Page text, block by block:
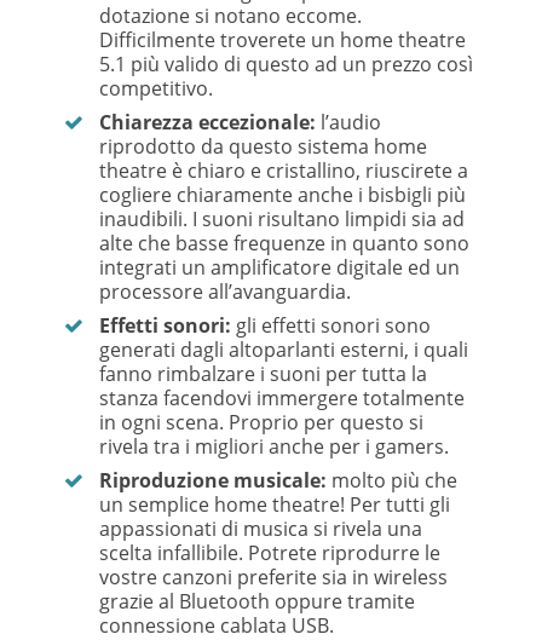
dotazione si notano eccome.
Difficilmente troverete un home theatre
5.1 più valido di questo ad un prezzo così
competitivo.
Chiarezza eccezionale: l’audio
riprodotto da questo sistema home
theatre è chiaro e cristallino, riuscirete a
cogliere chiaramente anche i bisbigli più
inaudibili. I suoni risultano limpidi sia ad
alte che basse frequenze in quanto sono
integrati un amplificatore digitale ed un
processore all’avanguardia.
Effetti sonori: gli effetti sonori sono
generati dagli altoparlanti esterni, i quali
fanno rimbalzare i suoni per tutta la
stanza facendovi immergere totalmente
in ogni scena. Proprio per questo si
rivela tra i migliori anche per i gamers.
Riproduzione musicale: molto più che
un semplice home theatre! Per tutti gli
appassionati di musica si rivela una
scelta infallibile. Potrete riprodurre le
vostre canzoni preferite sia in wireless
grazie al Bluetooth oppure tramite
connessione cablata USB.